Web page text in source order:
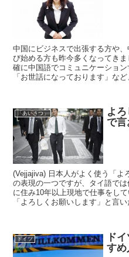
中国にビジネスで出張する方や
び始める方も昨今多くなってき
確に中国語でコミュニケーショ
「お世話になっております」な
「あいさつ」
よ
で言
(Vejjajiva) 日本人がよく使う「よ
の表現の一つですが、タイ語で
に住み10年以上現地で仕事をし
「よろしくお願いします」と言
ドイツ
ド
すめ